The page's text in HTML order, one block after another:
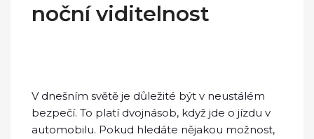
noční viditelnost
V dnešním světě je důležité být v neustálém
bezpečí. To platí dvojnásob, když jde o jízdu v
automobilu. Pokud hledáte nějakou možnost,